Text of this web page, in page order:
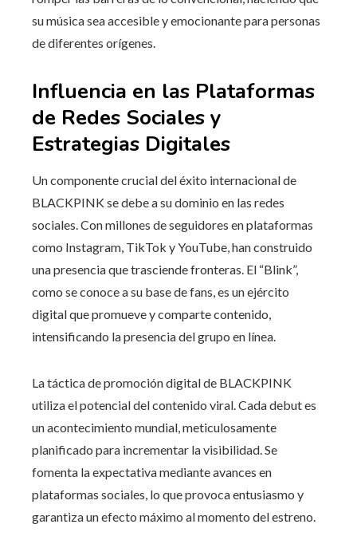
su música sea accesible y emocionante para personas
de diferentes orígenes.
Influencia en las Plataformas
de Redes Sociales y
Estrategias Digitales
Un componente crucial del éxito internacional de
BLACKPINK se debe a su dominio en las redes
sociales. Con millones de seguidores en plataformas
como Instagram, TikTok y YouTube, han construido
una presencia que trasciende fronteras. El “Blink”,
como se conoce a su base de fans, es un ejército
digital que promueve y comparte contenido,
intensificando la presencia del grupo en línea.
La táctica de promoción digital de BLACKPINK
utiliza el potencial del contenido viral. Cada debut es
un acontecimiento mundial, meticulosamente
planificado para incrementar la visibilidad. Se
fomenta la expectativa mediante avances en
plataformas sociales, lo que provoca entusiasmo y
garantiza un efecto máximo al momento del estreno.